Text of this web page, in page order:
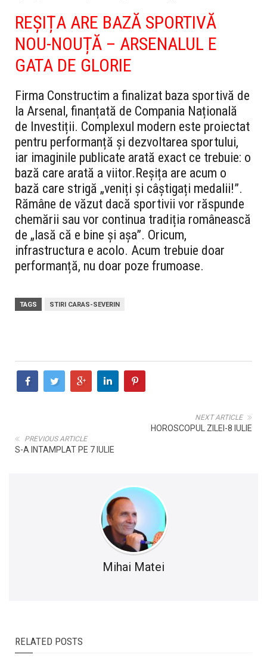
REȘIȚA ARE BAZĂ SPORTIVĂ
NOU-NOUȚĂ – ARSENALUL E
GATA DE GLORIE
Firma Constructim a finalizat baza sportivă de
la Arsenal, finanțată de Compania Națională
de Investiții. Complexul modern este proiectat
pentru performanță și dezvoltarea sportului,
iar imaginile publicate arată exact ce trebuie: o
bază care arată a viitor.Reșița are acum o
bază care strigă „veniți și câștigați medalii!”.
Rămâne de văzut dacă sportivii vor răspunde
chemării sau vor continua tradiția românească
de „lasă că e bine și așa”. Oricum,
infrastructura e acolo. Acum trebuie doar
performanță, nu doar poze frumoase.
TAGS STIRI CARAS-SEVERIN
NEXT ARTICLE
HOROSCOPUL ZILEI-8 IULIE
PREVIOUS ARTICLE
S-A INTAMPLAT PE 7 IULIE
Mihai Matei
RELATED POSTS